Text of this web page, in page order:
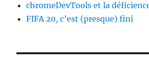
chromeDevTools et la
FIFA 20, c’est (presque) fini